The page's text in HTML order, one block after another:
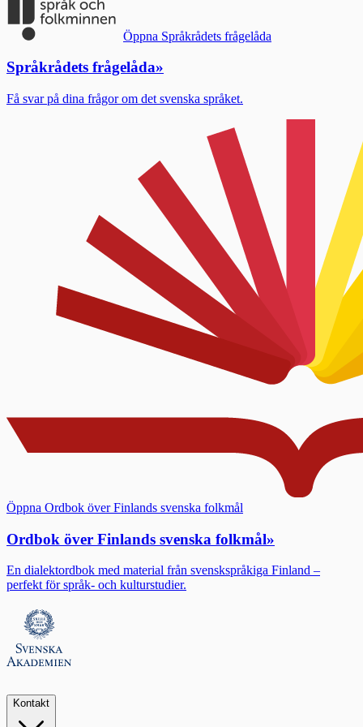
Öppna Språkrådets frågelåda
Språkrådets frågelåda»
Få svar på dina frågor om det svenska språket.
Öppna Ordbok över Finlands svenska folkmål
Ordbok över Finlands svenska folkmål»
En dialektordbok med material från svenskspråkiga Finland –
perfekt för språk- och kulturstudier.
Kontakt